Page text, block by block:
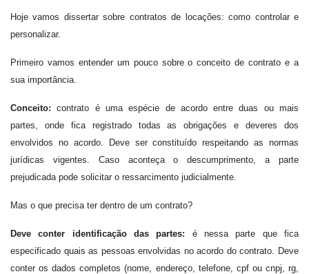
Hoje vamos dissertar sobre contratos de locações: como controlar e
personalizar.
Primeiro vamos entender um pouco sobre o conceito de contrato e a
sua importância.
Conceito:contrato é uma espécie de acordo entre duas ou mais
partes, onde fica registrado todas as obrigações e deveres dos
envolvidos no acordo. Deve ser constituído respeitando as normas
jurídicas vigentes. Caso aconteça o descumprimento, a parte
prejudicada pode solicitar o ressarcimento judicialmente.
Mas o que precisa ter dentro de um contrato?
Deve conter identificação das partes: é nessa parte que fica
especificado quais as pessoas envolvidas no acordo do contrato. Deve
conter os dados completos (nome, endereço, telefone, cpf ou cnpj, rg,